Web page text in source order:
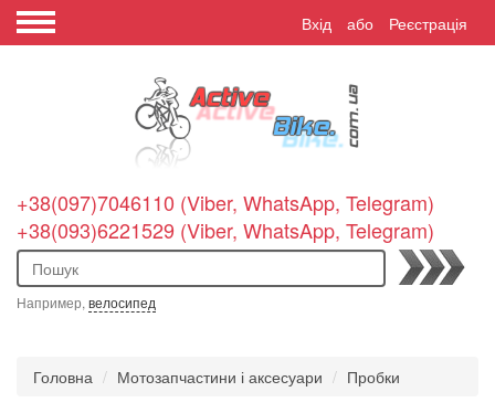
Вхід або Реєстрація
+38(097)7046110 (Viber, WhatsApp, Telegram)
+38(093)6221529 (Viber, WhatsApp, Telegram)
Пошук
Например, велосипед
Головна Мотозапчастини і аксесуари Пробки